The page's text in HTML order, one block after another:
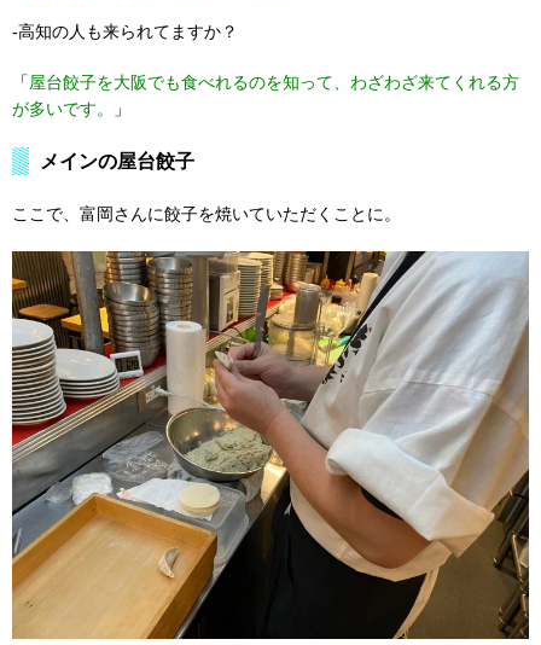
-高知の人も来られてますか？
「屋台餃子を大阪でも食べれるのを知って、わざわざ来てくれる方
が多いです。
」
メインの屋台餃子
ここで、富岡さんに餃子を焼いていただくことに。